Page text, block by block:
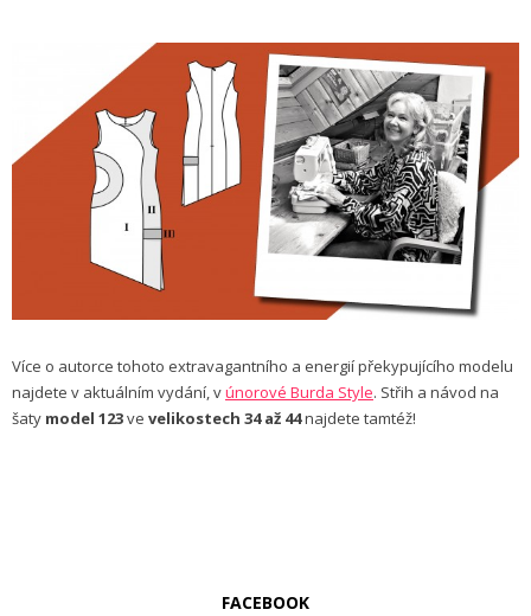
Více o autorce tohoto extravagantního a energií překypujícího modelu
najdete v aktuálním vydání, vúnorové Burda Style. Střih a návod na
šaty model 123ve velikostech 34 až 44najdete tamtéž!
FACEBOOK